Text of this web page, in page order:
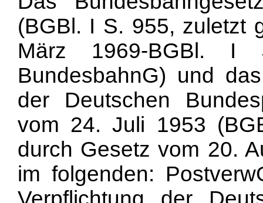
(BGBl. I S. 955, zuletzt
März 1969-BGBl.
BundesbahnG) und
der Deutschen
vom 24. Juli 1953
durch Gesetz vom 20.
im folgenden: